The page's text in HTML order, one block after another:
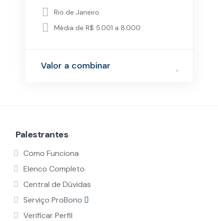
Rio de Janeiro
Média de R$ 5.001 a 8.000
Valor a combinar
Palestrantes
Como Funciona
Elenco Completo
Central de Dúvidas
Serviço ProBono
Verificar Perfil